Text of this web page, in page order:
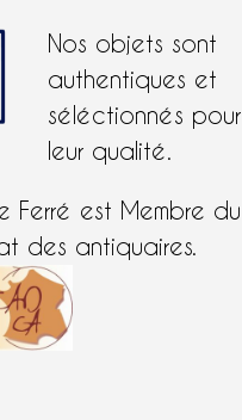
Nos objets sont
authentiques et
séléctionnés pour
leur qualité.
Ferré est Membre du
des antiquaires.